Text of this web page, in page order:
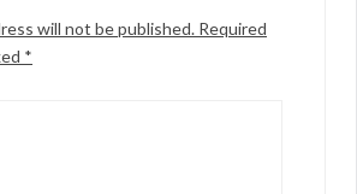
will not be published. Required
*